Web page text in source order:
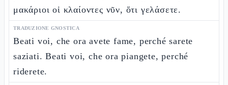
μακάριοι οἱ κλαίοντες νῦν, ὅτι γελάσετε.
TRADUZIONE GNOSTICA
Beati voi, che ora avete fame, perché sarete
saziati. Beati voi, che ora piangete, perché
riderete.